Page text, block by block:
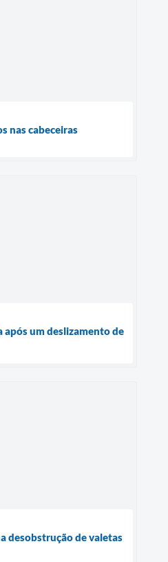
nas cabeceiras
após um deslizamento de
desobstrução de valetas